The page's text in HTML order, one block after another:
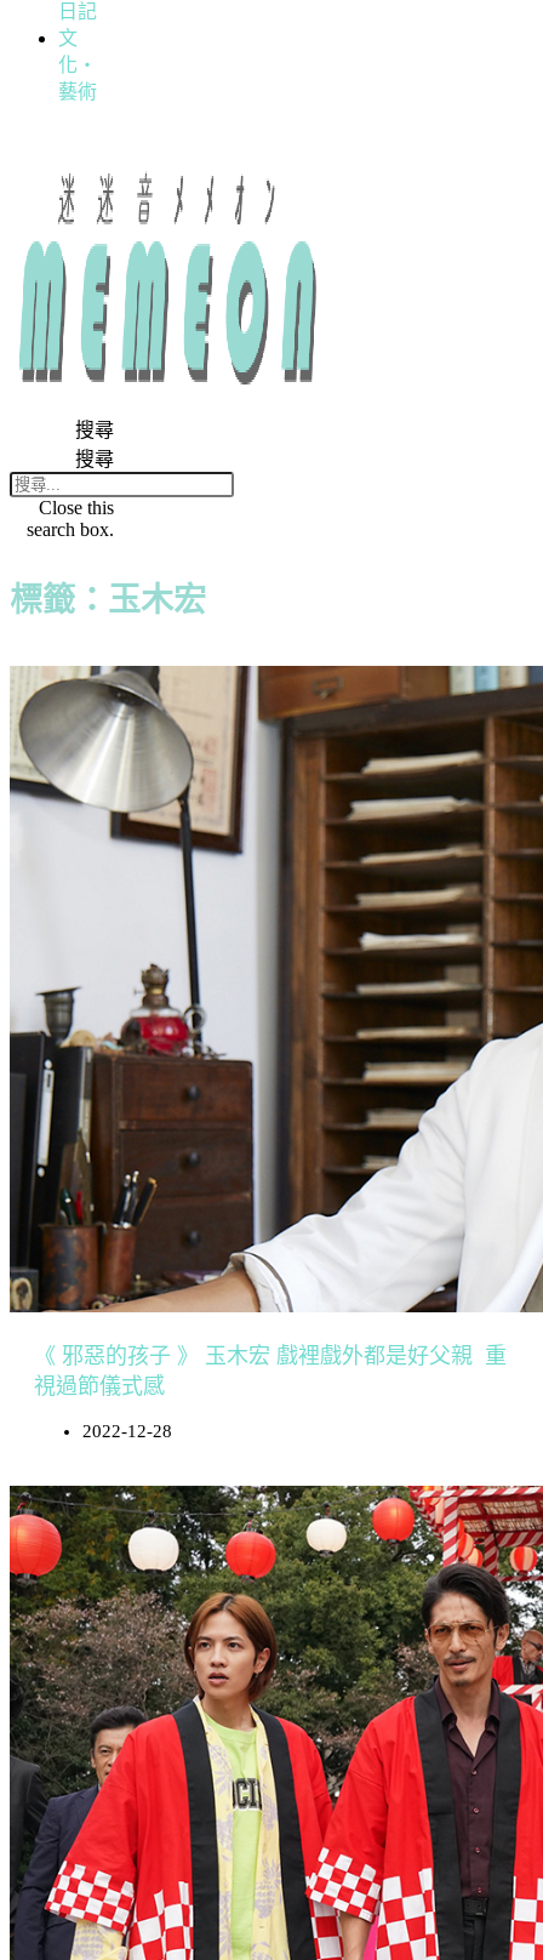
日記
文
化・
藝術
搜尋
搜尋
Close this
search box.
標籤：玉木宏
《 邪惡的孩子 》 玉木宏 戲裡戲外都是好父親 重
視過節儀式感
2022-12-28